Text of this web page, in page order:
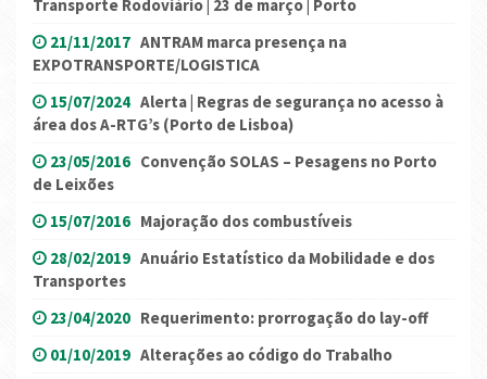
Transporte Rodoviário | 23 de março | Porto
21/11/2017 ANTRAM marca presença na
EXPOTRANSPORTE/LOGISTICA
15/07/2024 Alerta | Regras de segurança no acesso à
área dos A-RTG’s (Porto de Lisboa)
23/05/2016 Convenção SOLAS – Pesagens no Porto
de Leixões
15/07/2016 Majoração dos combustíveis
28/02/2019 Anuário Estatístico da Mobilidade e dos
Transportes
23/04/2020 Requerimento: prorrogação do lay-off
01/10/2019 Alterações ao código do Trabalho